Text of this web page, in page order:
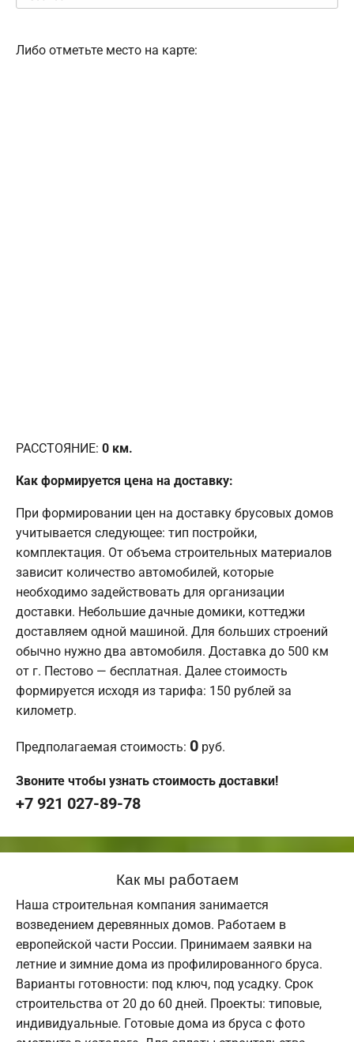
Либо отметьте место на карте:
РАССТОЯНИЕ: 0 км.
Как формируется цена на доставку:
При формировании цен на доставку брусовых домов
учитывается следующее: тип постройки,
комплектация. От объема строительных материалов
зависит количество автомобилей, которые
необходимо задействовать для организации
доставки. Небольшие дачные домики, коттеджи
доставляем одной машиной. Для больших строений
обычно нужно два автомобиля. Доставка до 500 км
от г. Пестово — бесплатная. Далее стоимость
формируется исходя из тарифа: 150 рублей за
километр.
Предполагаемая стоимость: 0 руб.
Звоните чтобы узнать стоимость доставки!
+7 921 027-89-78
Как мы работаем
Наша строительная компания занимается
возведением деревянных домов. Работаем в
европейской части России. Принимаем заявки на
летние и зимние дома из профилированного бруса.
Варианты готовности: под ключ, под усадку. Срок
строительства от 20 до 60 дней. Проекты: типовые,
индивидуальные. Готовые дома из бруса с фото